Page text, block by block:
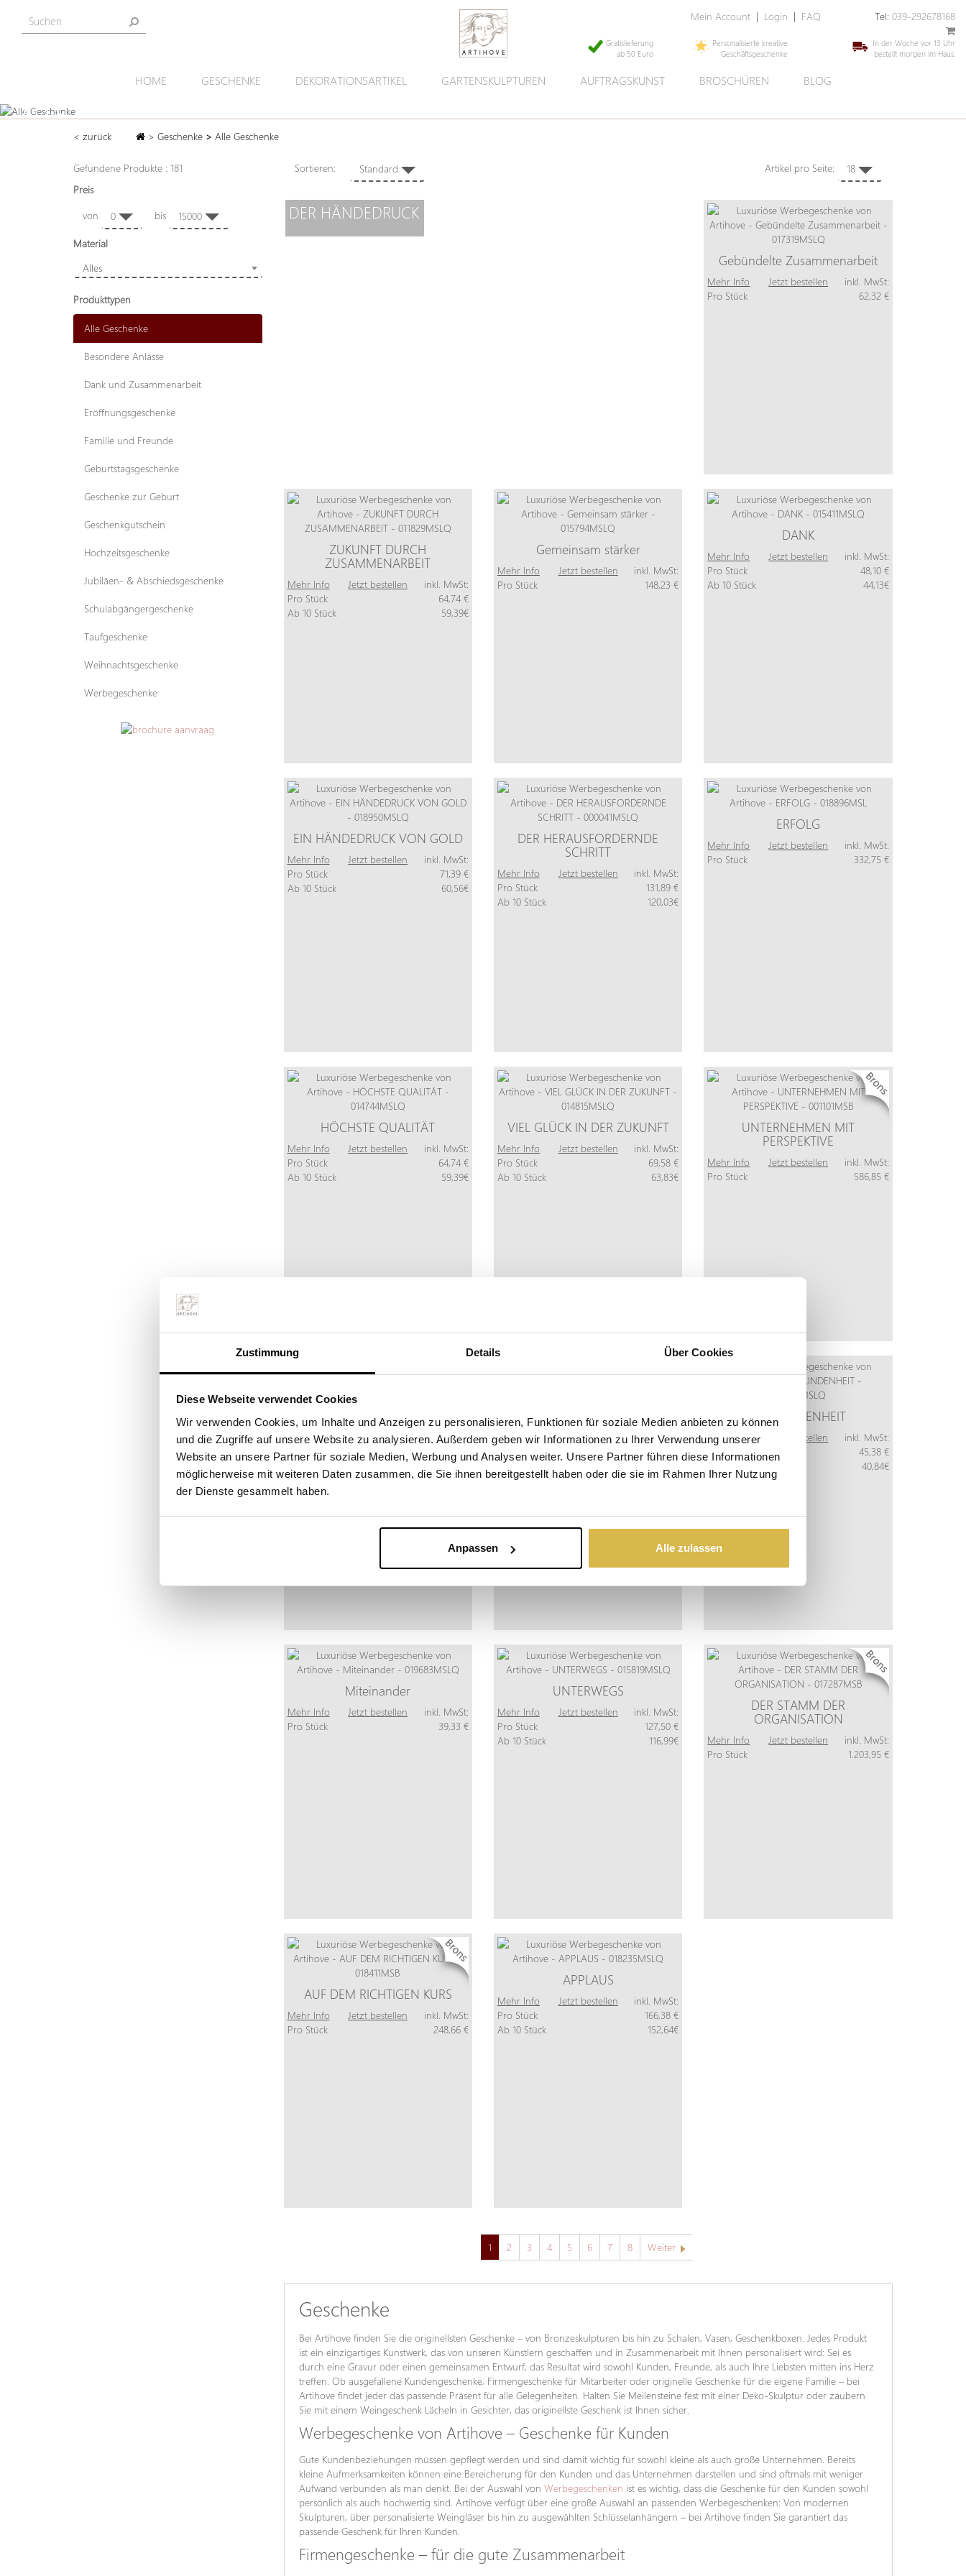
Zustimmung Details Über Cookies
Diese Webseite verwendet Cookies
Wir verwenden Cookies, um Inhalte und Anzeigen zu personalisieren, Funktionen für soziale Medien anbieten zu können
und die Zugriffe auf unsere Website zu analysieren. Außerdem geben wir Informationen zu Ihrer Verwendung unserer
Website an unsere Partner für soziale Medien, Werbung und Analysen weiter. Unsere Partner führen diese Informationen
möglicherweise mit weiteren Daten zusammen, die Sie ihnen bereitgestellt haben oder die sie im Rahmen Ihrer Nutzung
der Dienste gesammelt haben.
Anpassen Alle zulassen
Mein Account Login FAQ Tel: 039-292678168
Gratislieferung
ab 50 Euro
Personalisierte kreative
Geschäftsgeschenke
In der Woche vor 13 Uhr
bestellt morgen im Haus.
HOME GESCHENKE DEKORATIONSARTIKEL GARTENSKULPTUREN AUFTRAGSKUNST BROSCHÜREN BLOG
ALLE GESCHENKE
Bei Artihove finden Sie die schönsten
Schalen und Vasen, bis hin zu Geschenkboxen
< zurück > Geschenke > Alle Geschenke
Gefundene Produkte : 181
Preis
von 0 bis 15000
Material
Alles
Produkttypen
Alle Geschenke
Besondere Anlässe
Dank und Zusammenarbeit
Eröffnungsgeschenke
Familie und Freunde
Geburtstagsgeschenke
Geschenke zur Geburt
Geschenkgutschein
Hochzeitsgeschenke
Jubiläen- & Abschiedsgeschenke
Schulabgängergeschenke
Taufgeschenke
Weihnachtsgeschenke
Werbegeschenke
Sortieren: Standard Artikel pro Seite: 18
DER HÄNDEDRUCK
Gebündelte Zusammenarbeit
Mehr Info Jetzt bestellen
inkl. MwSt:
Pro Stück
62,32 €
ZUKUNFT DURCH
ZUSAMMENARBEIT
Mehr Info Jetzt bestellen
inkl. MwSt:
Pro Stück
64,74 €
Ab 10 Stück
59,39€
Gemeinsam stärker
Mehr Info Jetzt bestellen
inkl. MwSt:
Pro Stück
148,23 €
DANK
Mehr Info Jetzt bestellen
inkl. MwSt:
Pro Stück
48,10 €
Ab 10 Stück
44,13€
EIN HÄNDEDRUCK VON GOLD
Mehr Info Jetzt bestellen
inkl. MwSt:
Pro Stück
71,39 €
Ab 10 Stück
60,56€
DER HERAUSFORDERNDE
SCHRITT
Mehr Info Jetzt bestellen
inkl. MwSt:
Pro Stück
131,89 €
Ab 10 Stück
120,03€
ERFOLG
Mehr Info Jetzt bestellen
inkl. MwSt:
Pro Stück
332,75 €
HÖCHSTE QUALITÄT
Mehr Info Jetzt bestellen
inkl. MwSt:
Pro Stück
64,74 €
Ab 10 Stück
59,39€
VIEL GLÜCK IN DER ZUKUNFT
Mehr Info Jetzt bestellen
inkl. MwSt:
Pro Stück
69,58 €
Ab 10 Stück
63,83€
UNTERNEHMEN MIT
PERSPEKTIVE
Mehr Info Jetzt bestellen
inkl. MwSt:
Pro Stück
586,85 €
DER GOLDENE SCHRITT
Mehr Info Jetzt bestellen
inkl. MwSt:
Pro Stück
86,03€
VERBUNDEN DURCH
LEIDENSCHAFT
Mehr Info Jetzt bestellen
inkl. MwSt:
Pro Stück
VERBUNDENHEIT
Mehr Info Jetzt bestellen
inkl. MwSt:
Pro Stück
45,38 €
40,84€
Miteinander
Mehr Info Jetzt bestellen
inkl. MwSt:
Pro Stück
39,33 €
UNTERWEGS
Mehr Info Jetzt bestellen
inkl. MwSt:
Pro Stück
127,50 €
Ab 10 Stück
116,99€
DER STAMM DER
ORGANISATION
Mehr Info Jetzt bestellen
inkl. MwSt:
Pro Stück
1.203,95 €
AUF DEM RICHTIGEN KURS
Mehr Info Jetzt bestellen
inkl. MwSt:
Pro Stück
248,66 €
APPLAUS
Mehr Info Jetzt bestellen
inkl. MwSt:
Pro Stück
166,38 €
Ab 10 Stück
152,64€
1 2 3 4 5 6 7 8 Weiter
Geschenke
Bei Artihove finden Sie die originellsten Geschenke – von Bronzeskulpturen bis hin zu Schalen, Vasen, Geschenkboxen. Jedes Produkt
ist ein einzigartiges Kunstwerk, das von unseren Künstlern geschaffen und in Zusammenarbeit mit Ihnen personalisiert wird: Sei es
durch eine Gravur oder einen gemeinsamen Entwurf, das Resultat wird sowohl Kunden, Freunde, als auch Ihre Liebsten mitten ins Herz
treffen. Ob ausgefallene Kundengeschenke, Firmengeschenke für Mitarbeiter oder originelle Geschenke für die eigene Familie – bei
Artihove findet jeder das passende Präsent für alle Gelegenheiten. Halten Sie Meilensteine fest mit einer Deko-Skulptur oder zaubern
Sie mit einem Weingeschenk Lächeln in Gesichter, das originellste Geschenk ist Ihnen sicher.
Werbegeschenke von Artihove – Geschenke für Kunden
Gute Kundenbeziehungen müssen gepflegt werden und sind damit wichtig für sowohl kleine als auch große Unternehmen. Bereits
kleine Aufmerksamkeiten können eine Bereicherung für den Kunden und das Unternehmen darstellen und sind oftmals mit weniger
Aufwand verbunden als man denkt. Bei der Auswahl von Werbegeschenken ist es wichtig, dass die Geschenke für den Kunden sowohl
persönlich als auch hochwertig sind. Artihove verfügt über eine große Auswahl an passenden Werbegeschenken: Von modernen
Skulpturen, über personalisierte Weingläser bis hin zu ausgewählten Schlüsselanhängern – bei Artihove finden Sie garantiert das
passende Geschenk für Ihren Kunden.
Firmengeschenke – für die gute Zusammenarbeit